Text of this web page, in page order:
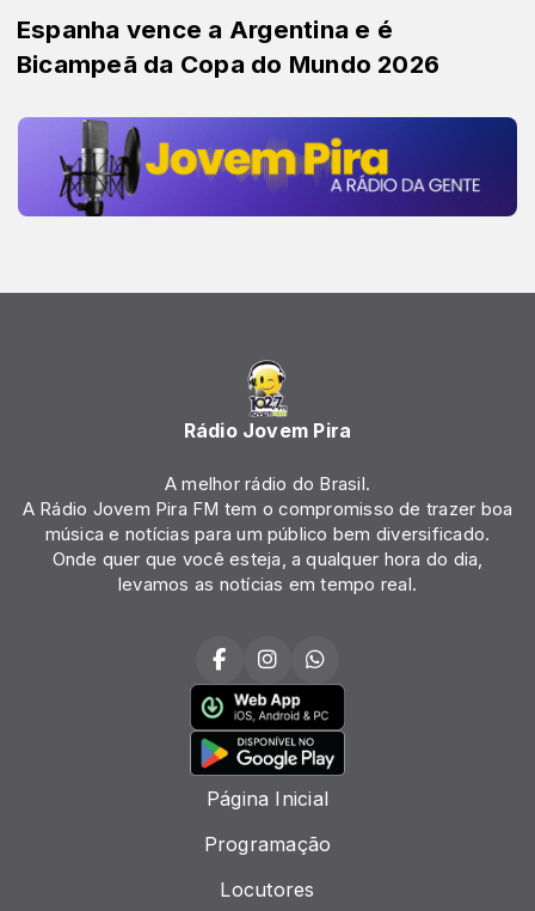
Espanha vence a Argentina e é
Bicampeã da Copa do Mundo 2026
Rádio Jovem Pira
A melhor rádio do Brasil.
A Rádio Jovem Pira FM tem o compromisso de trazer boa
música e notícias para um público bem diversificado.
Onde quer que você esteja, a qualquer hora do dia,
levamos as notícias em tempo real.
Página Inicial
Programação
Locutores